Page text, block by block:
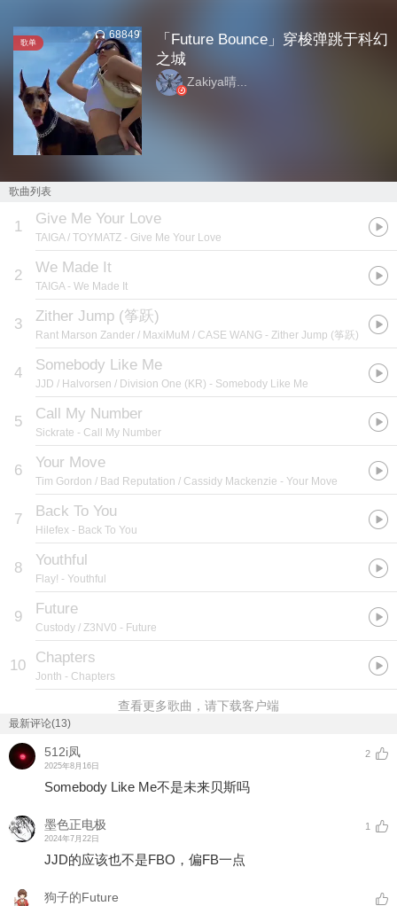
歌单
68849
「Future Bounce」穿梭弹跳于科幻
之城
Zakiya晴...
歌曲列表
1 Give Me Your Love
TAIGA / TOYMATZ - Give Me Your Love
2 We Made It
TAIGA- We Made It
3 Zither Jump (筝跃)
Rant Marson Zander / MaxiMuM / CASE WANG - Zither Jump (筝跃)
4 Somebody Like Me
JJD / Halvorsen / Division One (KR) - Somebody Like Me
5 Call My Number
Sickrate - Call My Number
6 Your Move
Tim Gordon / Bad Reputation / Cassidy Mackenzie - Your Move
7 Back To You
Hilefex - Back To You
8 Youthful
Flay! - Youthful
9 Future
Custody / Z3NV0 - Future
10 Chapters
Jonth - Chapters
查看更多歌曲，请下载客户端
最新评论(13)
512i凤
2025年8月16日
2
Somebody Like Me不是未来贝斯吗
墨色正电极
2024年7月22日
1
JJD的应该也不是FBO，偏FB一点
狗子的Future